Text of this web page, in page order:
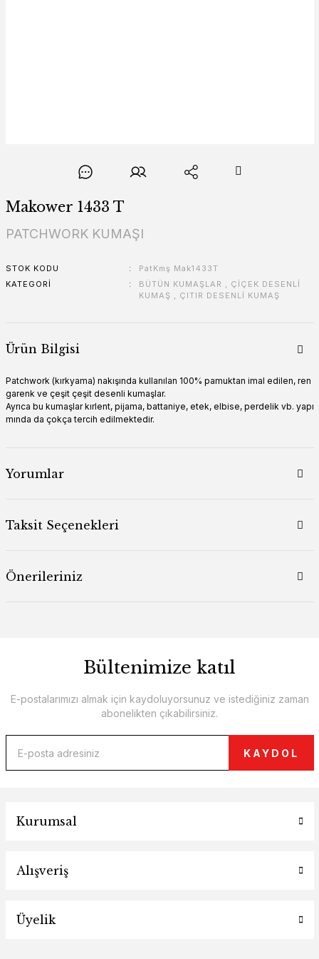
Makower 1433 T
PATCHWORK KUMAŞI
STOK KODU
PatKmş Mak1433T
KATEGORI
BÜTÜN KUMAŞLAR , ÇİÇEK DESENLİ
KUMAŞ , ÇITIR DESENLİ KUMAŞ
Ürün Bilgisi
Patchwork (kırkyama) nakışında kullanılan 100% pamuktan imal edilen, ren
garenk ve çeşit çeşit desenli kumaşlar.
Ayrıca bu kumaşlar kırlent, pijama, battaniye, etek, elbise, perdelik vb. yapı
mında da çokça tercih edilmektedir.
Yorumlar
Taksit Seçenekleri
Önerileriniz
Bültenimize katıl
E-postalarımızı almak için kaydoluyorsunuz ve istediğiniz zaman
abonelikten çıkabilirsiniz.
KAYDOL
Kurumsal
Alışveriş
Üyelik